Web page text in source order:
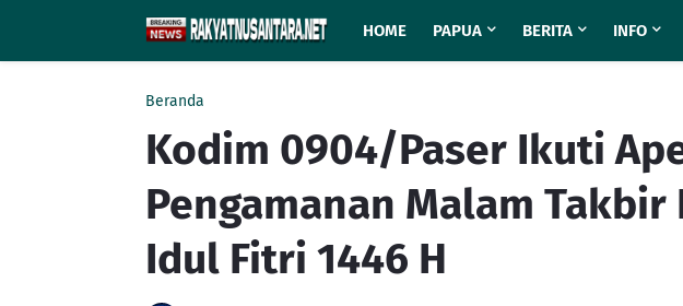
HOME PAPUA BERITA INFO
Beranda
Kodim 0904/Paser Ikuti
Pengamanan Malam Takbir
Idul Fitri 1446 H